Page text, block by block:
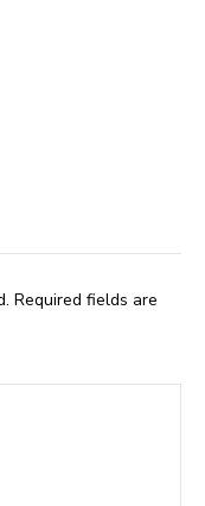
Required fields are